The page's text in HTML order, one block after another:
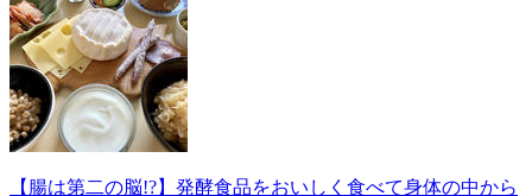
【腸は第二の脳!?】発酵食品をおいしく食べて身体の中から